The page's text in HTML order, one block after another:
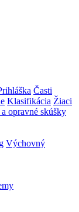
Časti
Klasifikácia Žiaci
opravné skúšky
Výchovný